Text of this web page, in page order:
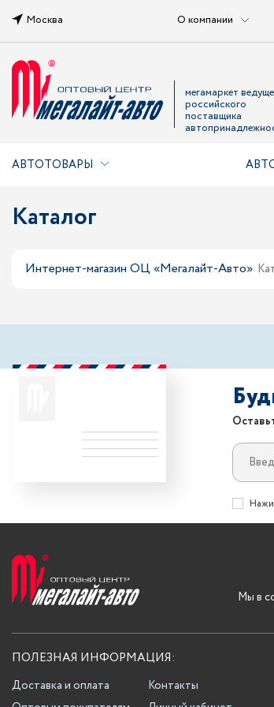
Москва О компании
мегамаркет
российского
поставщика
АВТОТОВАРЫ
Каталог
Интернет-магазин ОЦ «Мегалайт-Авто»
Мы в
ПОЛЕЗНАЯ ИНФОРМАЦИЯ:
Доставка и оплата
Контакты